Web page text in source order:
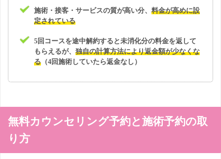
施術・接客・サービスの質が高い分、 料金が高めに設
定されている
5回コースを途中解約すると未消化分の料金を返して
もらえるが、 独自の計算方法により返金額が少なくな
る （4回施術していたら返金なし）
無料カウンセリング予約と施術予約の取
り方